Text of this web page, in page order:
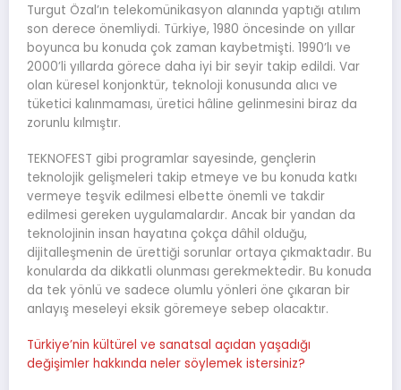
Turgut Özal’ın telekomünikasyon alanında yaptığı atılım
son derece önemliydi. Türkiye, 1980 öncesinde on yıllar
boyunca bu konuda çok zaman kaybetmişti. 1990’lı ve
2000’li yıllarda görece daha iyi bir seyir takip edildi. Var
olan küresel konjonktür, teknoloji konusunda alıcı ve
tüketici kalınmaması, üretici hâline gelinmesini biraz da
zorunlu kılmıştır.
TEKNOFEST gibi programlar sayesinde, gençlerin
teknolojik gelişmeleri takip etmeye ve bu konuda katkı
vermeye teşvik edilmesi elbette önemli ve takdir
edilmesi gereken uygulamalardır. Ancak bir yandan da
teknolojinin insan hayatına çokça dâhil olduğu,
dijitalleşmenin de ürettiği sorunlar ortaya çıkmaktadır. Bu
konularda da dikkatli olunması gerekmektedir. Bu konuda
da tek yönlü ve sadece olumlu yönleri öne çıkaran bir
anlayış meseleyi eksik göremeye sebep olacaktır.
Türkiye’nin kültürel ve sanatsal açıdan yaşadığı
değişimler hakkında neler söylemek istersiniz?